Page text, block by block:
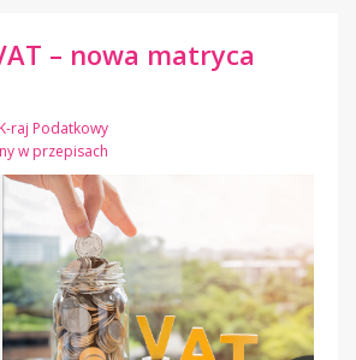
– nowa matryca
K-raj Podatkowy
w przepisach